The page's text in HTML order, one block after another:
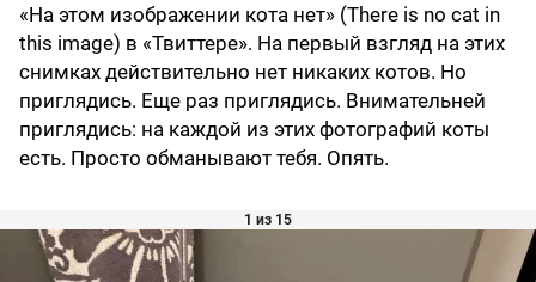
«На этом изображении кота нет» (There is no cat in
this image) в «Твиттере». На первый взгляд на этих
снимках действительно нет никаких котов. Но
приглядись. Еще раз приглядись. Внимательней
приглядись: на каждой из этих фотографий коты
есть. Просто обманывают тебя. Опять.
1 из 15